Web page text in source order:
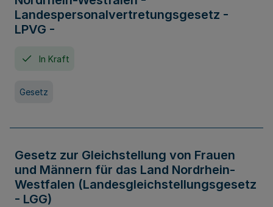
Landespersonalvertretungsgesetz -
LPVG -
In Kraft
Gesetz
Gesetz zur Gleichstellung von Frauen
und Männern für das Land Nordrhein-
Westfalen (Landesgleichstellungsgesetz
- LGG)